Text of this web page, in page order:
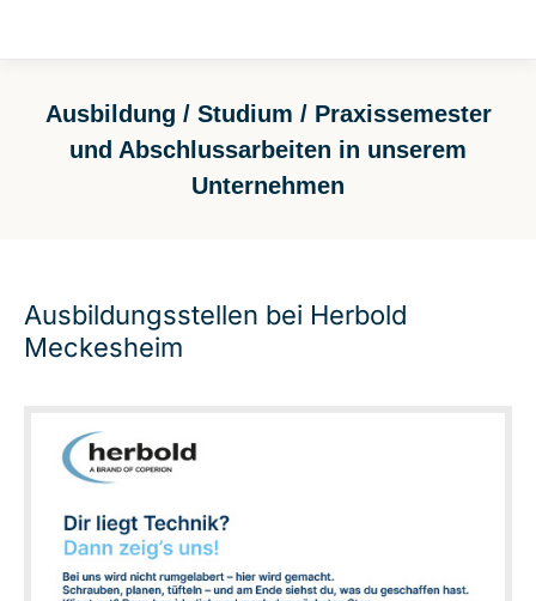
Ausbildung / Studium / Praxissemester
und Abschlussarbeiten in unserem
Unternehmen
Ausbildungsstellen bei Herbold
Meckesheim